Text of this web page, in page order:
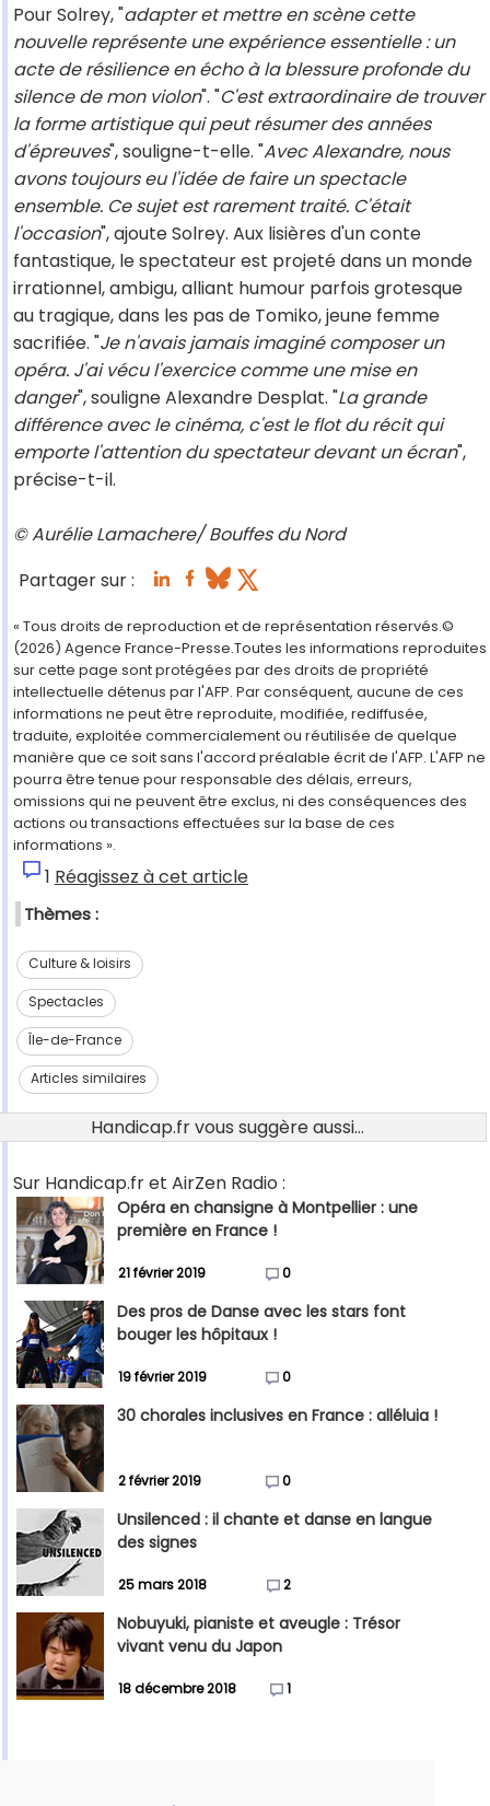
Pour Solrey, "adapter et mettre en scène cette
nouvelle représente une expérience essentielle : un
acte de résilience en écho à la blessure profonde du
silence de mon violon". "C'est extraordinaire de trouver
la forme artistique qui peut résumer desannées
d'épreuves", souligne-t-elle. "Avec Alexandre, nous
avons toujours eu l'idée de faire un spectacle
ensemble. Ce sujet est rarement traité. C'était
l'occasion", ajoute Solrey. Aux lisières d'un conte
fantastique, le spectateur est projeté dans un monde
irrationnel, ambigu, alliant humour parfois grotesque
au tragique, dans les pas de Tomiko, jeune femme
sacrifiée. "Je n'avais jamais imaginé composer un
opéra. J'ai vécu l'exercice comme une mise en
danger", souligne Alexandre Desplat. "La grande
différence avec le cinéma, c'est le flot du récit qui
emporte l'attention du spectateur devant un écran",
précise-t-il.
© Aurélie Lamachere/ Bouffes du Nord
Partager sur :
« Tous droits de reproduction et de représentation réservés.©
(2026) Agence France-Presse.Toutes les informations reproduites
sur cette page sont protégées par des droits de propriété
intellectuelle détenus par l'AFP. Par conséquent, aucune de ces
informations ne peut être reproduite, modifiée, rediffusée,
traduite, exploitée commercialement ou réutilisée de quelque
manière que ce soit sans l'accord préalable écrit de l'AFP. L'AFP ne
pourra être tenue pour responsable des délais, erreurs,
omissions qui ne peuvent être exclus, ni des conséquences des
actions ou transactions effectuées sur la base de ces
informations ».
1 Réagissez à cet article
Thèmes :
Culture & loisirs
Spectacles
Île-de-France
Articles similaires
Handicap.fr vous suggère aussi...
Sur Handicap.fr et AirZen Radio :
Opéra en chansigne à Montpellier : une
première en France !
21 février 2019 0
Des pros de Danse avec les stars font
bouger les hôpitaux !
19 février 2019 0
30 chorales inclusives en France : alléluia !
2 février 2019 0
Unsilenced : il chante et danse en langue
des signes
25 mars 2018 2
Nobuyuki, pianiste et aveugle : Trésor
vivant venu du Japon
18 décembre 2018 1